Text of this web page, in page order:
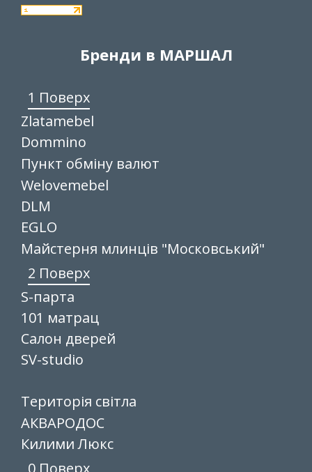
Бренди в МАРШАЛ
1 Поверх
Zlatamebel
Dommino
Пункт обміну валют
Welovemebel
DLM
EGLO
Майстерня млинців "Московський"
2 Поверх
S-парта
101 матрац
Салон дверей
SV-studio
Територія світла
АКВАРОДОС
Килими Люкс
0 Поверх